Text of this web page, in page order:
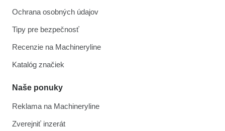
Ochrana osobných údajov
Tipy pre bezpečnosť
Recenzie na Machineryline
Katalóg značiek
Naše ponuky
Reklama na Machineryline
Zverejniť inzerát